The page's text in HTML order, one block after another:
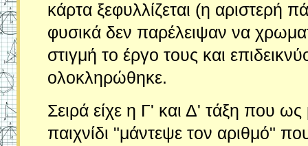
κάρτα ξεφυλλίζεται (η αριστερή
φυσικά δεν παρέλειψαν να
στιγμή το έργο τους και
ολοκληρώθηκε.
Σειρά είχε η Γ' και Δ' τάξη που
παιχνίδι "μάντεψε τον αριθμό"